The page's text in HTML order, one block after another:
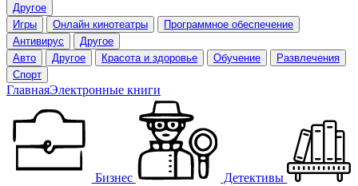
Другое
Игры
Онлайн кинотеатры
Программное обеспечение
Антивирус
Другое
Авто
Другое Красота и здоровье Обучение
Развлечения
Спорт
ГлавнаяЭлектронные книги
Бизнес Детективы